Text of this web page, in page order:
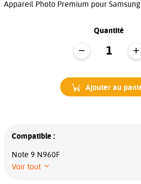
Appareil Photo Premium pour
Quantité
Ajouter au
Compatible :
Note 9 N960F
Voir tout